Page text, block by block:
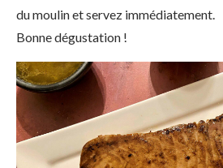
du moulin et servez immédiatement.
Bonne dégustation !